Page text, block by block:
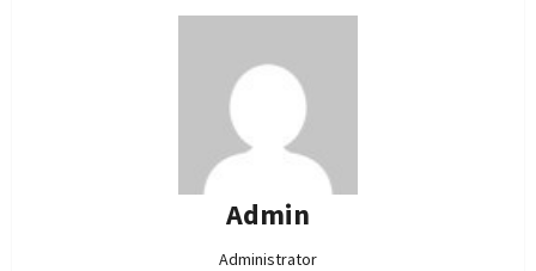
Admin
Administrator